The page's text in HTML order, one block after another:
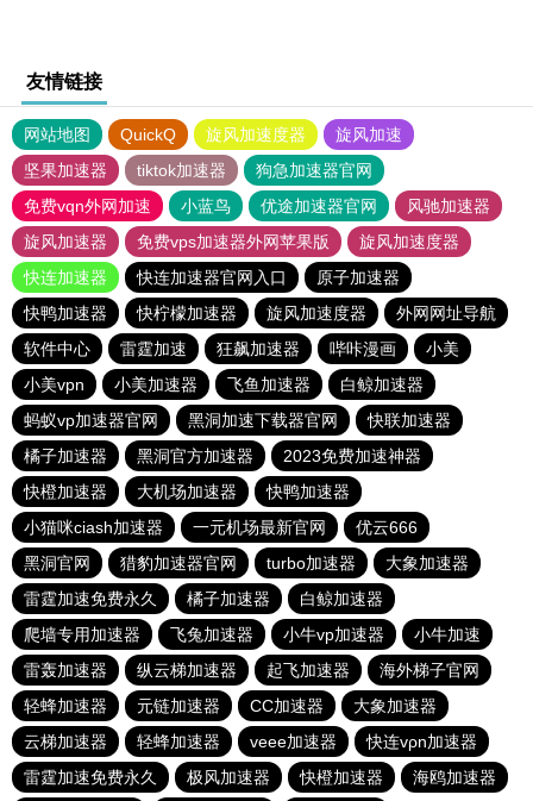
友情链接
网站地图 QuickQ 旋风加速度器
旋风加速
坚果加速器
tiktok加速器
狗急加速器官网
免费vqn外网加速
小蓝鸟 优途加速器官网
风驰加速器
旋风加速器
免费vps加速器外网苹果版
旋风加速度器
快连加速器
快连加速器官网入口
原子加速器
快鸭加速器
快柠檬加速器 旋风加速度器
外网网址导航
软件中心
雷霆加速 狂飙加速器 哔咔漫画
小美
小美vpn
小美加速器 飞鱼加速器
白鲸加速器
蚂蚁vp加速器官网
黑洞加速下载器官网
快联加速器
橘子加速器
黑洞官方加速器
2023免费加速神器
快橙加速器
大机场加速器
快鸭加速器
小猫咪ciash加速器
一元机场最新官网
优云666
黑洞官网
猎豹加速器官网 turbo加速器
大象加速器
雷霆加速免费永久
橘子加速器
白鲸加速器
爬墙专用加速器
飞兔加速器 小牛vp加速器
小牛加速
雷轰加速器
纵云梯加速器 起飞加速器
海外梯子官网
轻蜂加速器
元链加速器 CC加速器
大象加速器
云梯加速器
轻蜂加速器 veee加速器
快连vρn加速器
雷霆加速免费永久
极风加速器 快橙加速器 海鸥加速器